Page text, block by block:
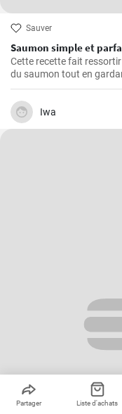
Sauver
Saumon simple et
Cette recette fait
du saumon tout en
Iwa
Partager Liste d'achats